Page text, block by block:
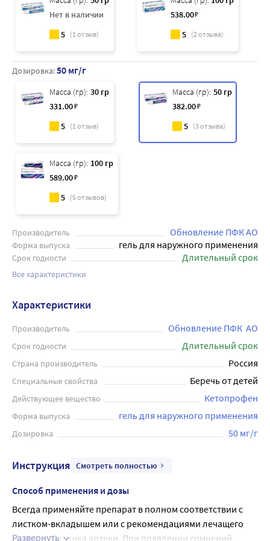
Нет в наличии
5 (1отзыв)
538.00₽
5 (2отзыва)
Дозировка:50 мг/г
Масса (гр): 30 гр
331.00₽
5 (1отзыв)
Масса (гр): 50 гр
382.00₽
5 (3отзыва)
Масса (гр): 100 гр
589.00₽
5 (5отзывов)
Производитель Обновление ПФК АО
Форма выпуска гель для наружного применения
Срок годности Длительный срок
Все характеристики
Характеристики
Производитель Обновление ПФК  АО
Срок годности Длительный срок
Страна производитель Россия
Специальные свойства Беречь от детей
Действующее вещество Кетопрофен
Форма выпуска гель для наружного применения
Дозировка 50 мг/г
Инструкция Смотреть полностью
Способ применения и дозы
Всегда применяйте препарат в полном соответствии с
листком-вкладышем или с рекомендациями лечащего
врача, работника аптеки. При появлении сомнений
Развернуть